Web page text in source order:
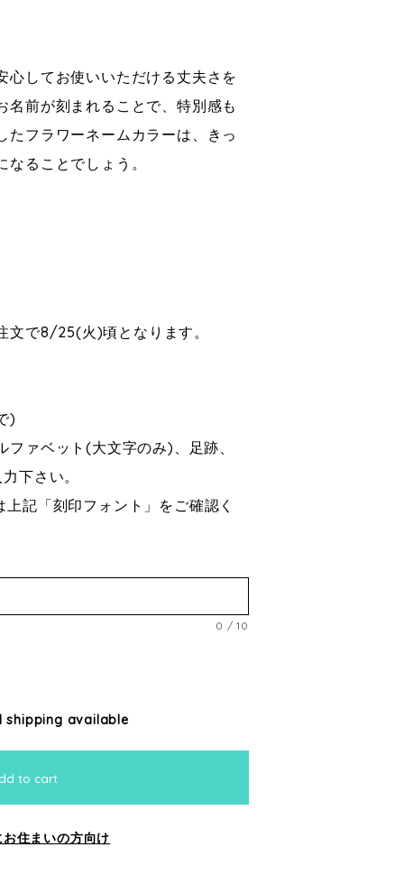
心してお使いいただける丈夫さを
名前が刻まれることで、特別感も
たフラワーネームカラーは、きっ
ることでしょう。
文で8/25(火)頃となります。
)
ァベット(大文字のみ)、足跡、
下さい。
記「刻印フォント」をご確認く
0 /10
shipping available
to cart
住まいの方向け